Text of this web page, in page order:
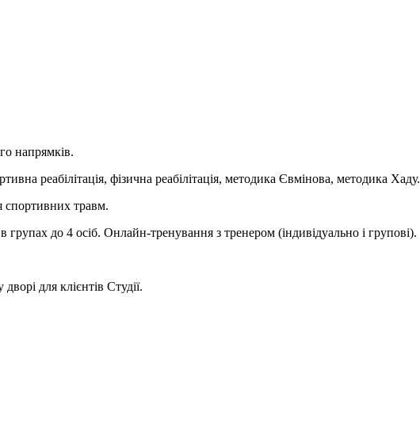
напрямків.
реабілітація, фізична реабілітація, методика Євмінова, методика Хаду.
спортивних травм.
групах до 4 осіб. Онлайн-тренування з тренером (індивідуально і групові).
для клієнтів Студії.